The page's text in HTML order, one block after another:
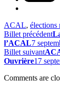
ACAL, élections
Billet précédent
l’ACAL7
Billet suivant
Ouvrière17
Comments are